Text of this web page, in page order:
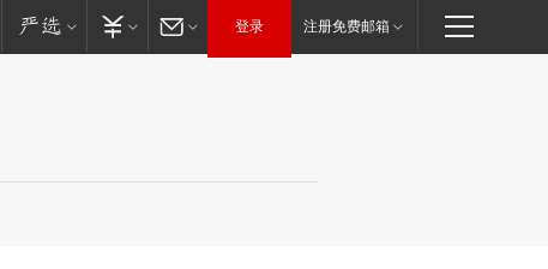
登录 注册免费邮箱